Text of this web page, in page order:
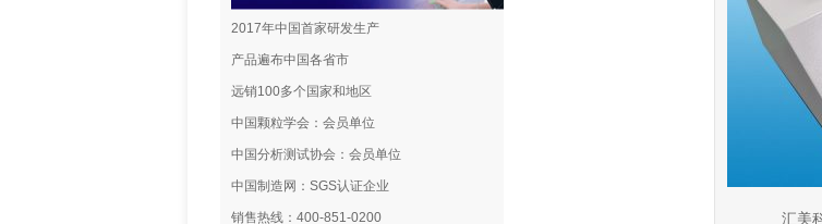
汇美
2017年中国首家研发生产
产品遍布中国各省市
远销100多个国家和地区
中国颗粒学会：会员单位
中国分析测试协会：会员单位
中国制造网：SGS认证企业
销售热线：400-851-0200